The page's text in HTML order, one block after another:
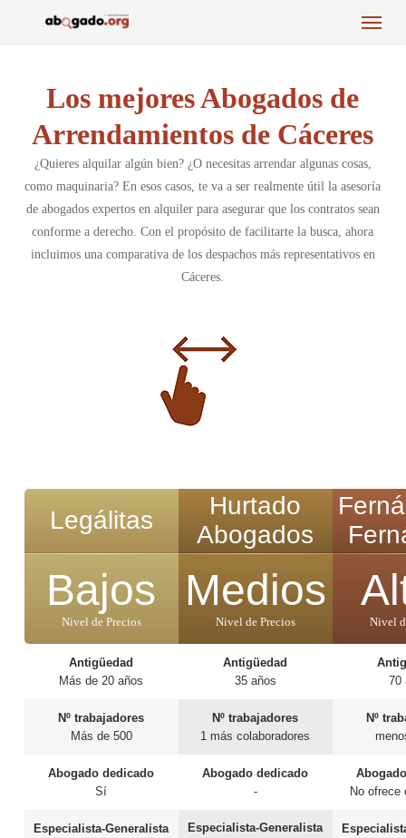
Menu
Los mejores Abogados de
Arrendamientos de Cáceres
¿Quieres alquilar algún bien? ¿O necesitas arrendar algunas cosas,
como maquinaria? En esos casos, te va a ser realmente útil la asesoría
de abogados expertos en alquiler para asegurar que los contratos sean
conforme a derecho. Con el propósito de facilitarte la busca, ahora
incluimos una comparativa de los despachos más representativos en
Cáceres.
Legálitas
Bajos
Nivel de Precios
Antigüedad
Más de 20 años
Nº trabajadores
Más de 500
Abogado dedicado
Sí
Especialista-Generalista
Hurtado
Abogados
Medios
Nivel de Precios
Antigüedad
35 años
Nº trabajadores
1 más colaboradores
Abogado dedicado
-
Especialista-Generalista
Nivel
70
Nº
No ofrece